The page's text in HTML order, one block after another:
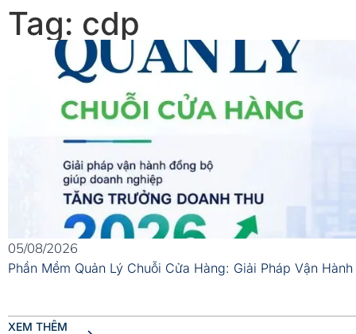
Tag: cdp
05/08/2026
Phần Mềm Quản Lý Chuỗi Cửa Hàng: Giải Pháp Vận
XEM THÊM